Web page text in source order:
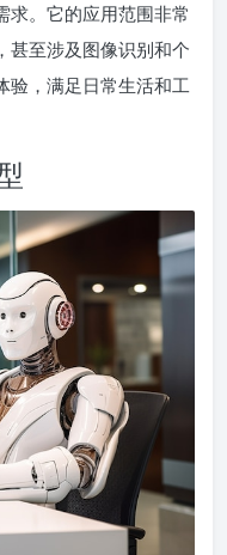
求。它的应用范围非常
甚至涉及图像识别和个
验，满足日常生活和工